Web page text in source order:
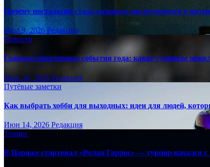
Почему ностальгия стала сильным инструментом в
Июл 9, 2026 Редакция
Новости
Главные спортивные события года: какие турниры
Июн 30, 2026 Редакция
Путёвые заметки
Как выбрать хобби для выходных: идеи для людей,
Июн 14, 2026 Редакция
Теннис
В Париже стартовал «Ролан Гаррос» — турнир начался с